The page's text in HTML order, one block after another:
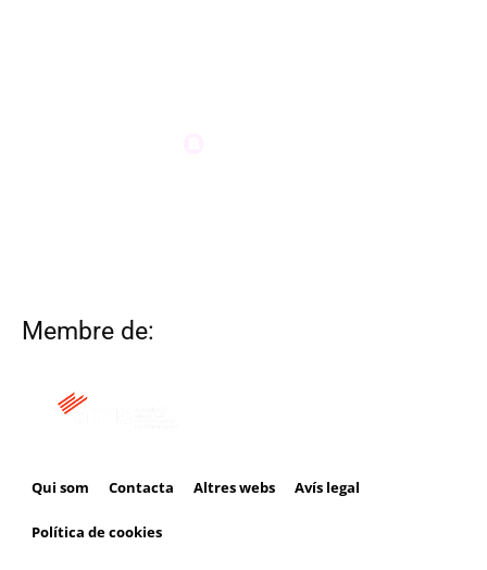
Membre de:
Qui som Contacta Altres webs Avís legal
Política de cookies